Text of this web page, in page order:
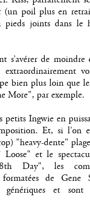
(un poil plus en
pieds joints dans le
s’avérer de
bien plus loin que
More", par exemple.
petits Ingwie en
Et, si l’on
"heavy-dente"
et le
Day", les
de Gene
et sont